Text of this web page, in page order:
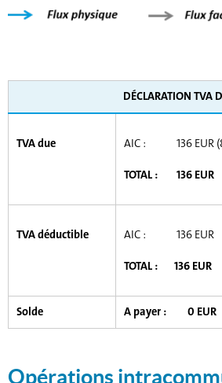
DÉCLARATION TVA
TVA due AIC : 136 EUR
TOTAL : 136 EUR
TVA déductible AIC : 136 EUR
TOTAL : 136 EUR
Solde A payer : 0 EUR
Opérations